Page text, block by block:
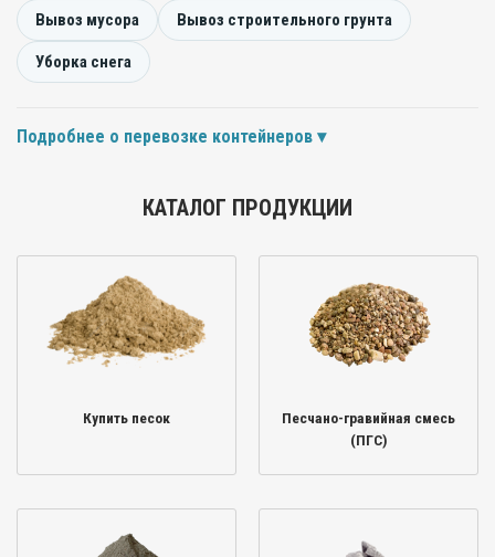
Вывоз мусора Вывоз строительного грунта
Уборка снега
Подробнее о перевозке контейнеров
КАТАЛОГ ПРОДУКЦИИ
Купить песок
Песчано-гравийная смесь
(ПГС)